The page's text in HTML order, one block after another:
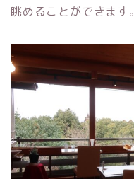
眺めることができます。